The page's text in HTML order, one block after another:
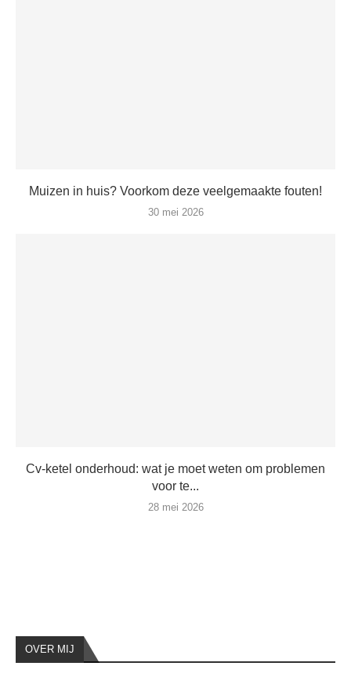
Muizen in huis? Voorkom deze veelgemaakte fouten!
30 mei 2026
Cv-ketel onderhoud: wat je moet weten om problemen
voor te...
28 mei 2026
OVER MIJ